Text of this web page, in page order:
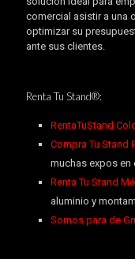
comercial asistir a una
optimizar su
ante sus clientes.
Renta Tu Stand®:
RentaTuStand
Compra Tu Stand
muchas expos en
Renta Tu Stand
aluminio y
Somos para de